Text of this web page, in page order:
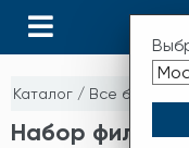
Каталог / Все бренды
Набор